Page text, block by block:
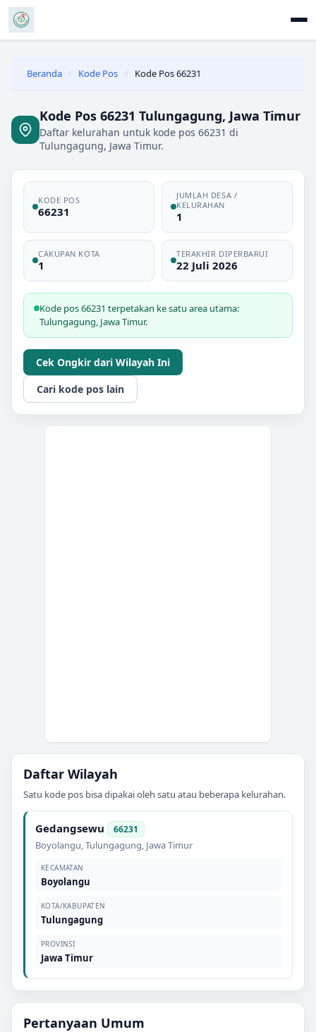
Beranda / Kode Pos / Kode Pos 66231
Kode Pos 66231 Tulungagung, Jawa Timur
Daftar kelurahan untuk kode pos 66231 di
Tulungagung, Jawa Timur.
KODE POS
66231
JUMLAH DESA /
KELURAHAN
1
CAKUPAN KOTA
1
TERAKHIR DIPERBARUI
22 Juli 2026
Kode pos 66231 terpetakan ke satu area utama:
Tulungagung, Jawa Timur.
Cek Ongkir dari Wilayah Ini
Cari kode pos lain
Daftar Wilayah
Satu kode pos bisa dipakai oleh satu atau beberapa kelurahan.
Gedangsewu 66231
Boyolangu,Tulungagung, Jawa Timur
KECAMATAN
Boyolangu
KOTA/KABUPATEN
Tulungagung
PROVINSI
Jawa Timur
Pertanyaan Umum